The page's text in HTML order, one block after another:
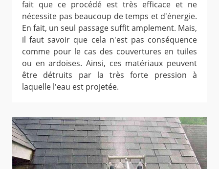
fait que ce procédé est très efficace et ne
nécessite pas beaucoup de temps et d'énergie.
En fait, un seul passage suffit amplement. Mais,
il faut savoir que cela n'est pas conséquence
comme pour le cas des couvertures en tuiles
ou en ardoises. Ainsi, ces matériaux peuvent
être détruits par la très forte pression à
laquelle l'eau est projetée.